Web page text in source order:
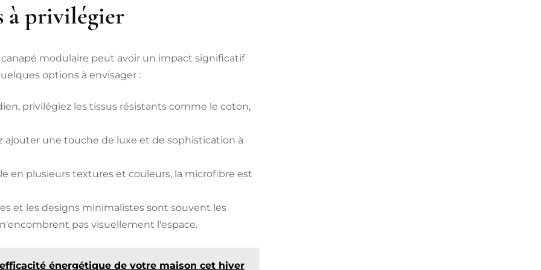
à privilégier
modulaire peut avoir un impact significatif
options à envisager :
privilégiez les tissus résistants comme le coton,
ajouter une touche de luxe et de sophistication à
en plusieurs textures et couleurs, la microfibre est
et les designs minimalistes sont souvent les
pas visuellement l'espace.
énergétique de votre maison cet hiver